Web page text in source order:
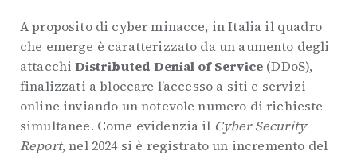
A proposito di cyber minacce, in Italia il quadro
che emerge è caratterizzato da un aumento degli
attacchiDistributed Denial of Service (DDoS),
finalizzati a bloccare l’accesso a siti e servizi
online inviando un notevole numero di richieste
simultanee. Come evidenzia il Cyber Security
Report, nel 2024 si è registrato un incremento del